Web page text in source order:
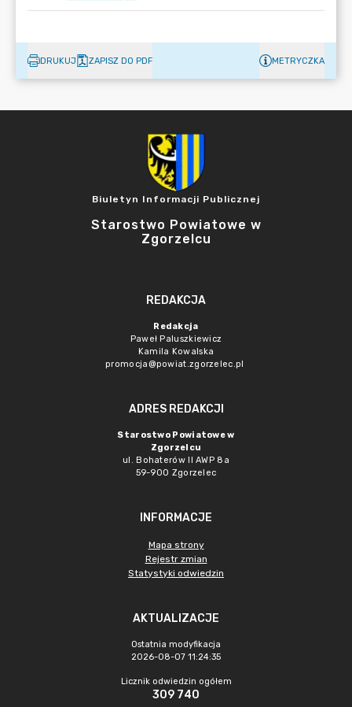
DRUKUJ ZAPISZ DO PDF METRYCZKA
Biuletyn Informacji Publicznej
Starostwo Powiatowe w
Zgorzelcu
REDAKCJA
Redakcja
Paweł Paluszkiewicz
Kamila Kowalska
promocja@powiat.zgorzelec.pl
ADRES REDAKCJI
Starostwo Powiatowe w
Zgorzelcu
ul. Bohaterów II AWP 8a
59-900 Zgorzelec
INFORMACJE
Mapa strony
Rejestr zmian
Statystyki odwiedzin
AKTUALIZACJE
Ostatnia modyfikacja
2026-08-07 11:24:35
Licznik odwiedzin ogółem
309 740